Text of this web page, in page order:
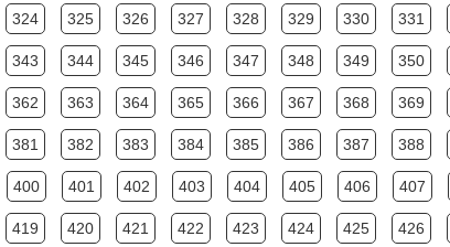
324 325 326 327 328 329 330 331
343 344 345 346 347 348 349 350
362 363 364 365 366 367 368 369
381 382 383 384 385 386 387 388
400 401 402 403 404 405 406 407
419 420 421 422 423 424 425 426